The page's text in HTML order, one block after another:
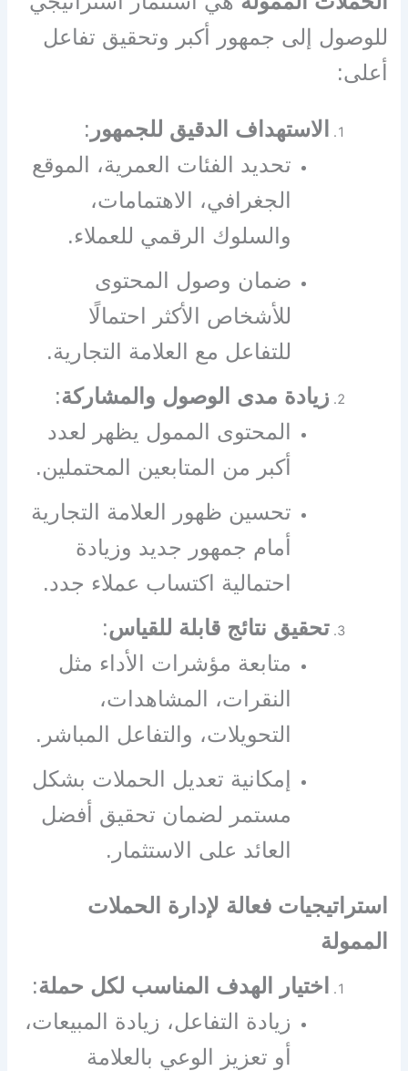
للوصول إلى جمهور أكبر وتحقيق تفاعل
أعلى:
الاستهداف الدقيق للجمهور :
تحديد الفئات العمرية، الموقع
الجغرافي، الاهتمامات،
والسلوك الرقمي للعملاء.
ضمان وصول المحتوى
للأشخاص الأكثر احتمالًا
للتفاعل مع العلامة التجارية.
زيادة مدى الوصول والمشاركة:
المحتوى الممول يظهر لعدد
أكبر من المتابعين المحتملين.
تحسين ظهور العلامة التجارية
أمام جمهور جديد وزيادة
احتمالية اكتساب عملاء جدد.
تحقيق نتائج قابلة للقياس:
متابعة مؤشرات الأداء مثل
النقرات، المشاهدات،
التحويلات، والتفاعل المباشر.
إمكانية تعديل الحملات بشكل
مستمر لضمان تحقيق أفضل
العائد على الاستثمار.
استراتيجيات فعالة لإدارة الحملات
الممولة
اختيار الهدف المناسب لكل حملة:
زيادة التفاعل، زيادة المبيعات،
أو تعزيز الوعي بالعلامة